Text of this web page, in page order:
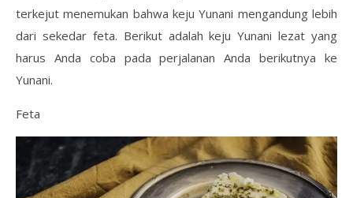
terkejut menemukan bahwa keju Yunani mengandung lebih
dari sekedar feta. Berikut adalah keju Yunani lezat yang
harus Anda coba pada perjalanan Anda berikutnya ke
Yunani.
Feta